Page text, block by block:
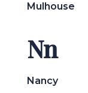
Mulhouse
Nn
Nancy